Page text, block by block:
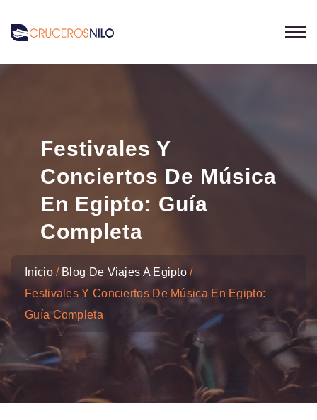
Festivales Y
Conciertos De Música
En Egipto: Guía
Completa
Inicio
Blog De Viajes A Egipto
Festivales Y Conciertos De Música En Egipto:
Guía Completa